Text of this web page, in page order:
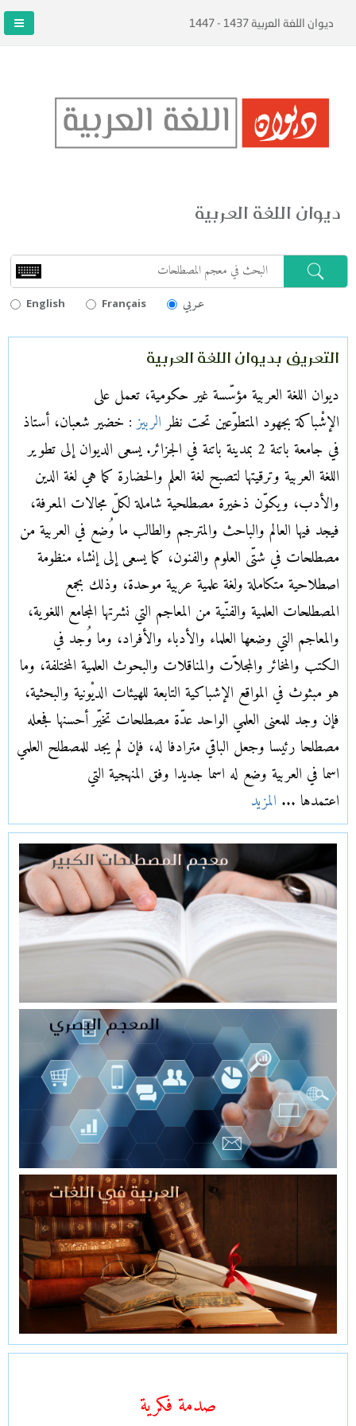
ديوان اللغة العربية 1437 - 1447
ديوان اللغة العربية
English Français عـربي
التعريف بديوان اللغة العربية
ديوان اللغة العربية مؤسّسة غير حكومية، تعمل على
الإشْباكة بجهود المتطوّعين تحت نظرالربيز: خضير شعبان، أستاذ
في جامعة باتنة 2 بمدينة باتنة في الجزائر. يسعى الديوان إلى تطوير
اللغة العربية وترقيتها لتصبح لغة العلم والحضارة كما هي لغة الدين
والأدب، ويكوّن ذخيرة مصطلحية شاملة لكلّ مجالات المعرفة،
فيجد فيها العالم والباحث والمترجم والطالب ما وُضع في العربية من
مصطلحات في شتّى العلوم والفنون، كما يسعى إلى إنشاء منظومة
اصطلاحية متكاملة ولغة علمية عربية موحدة، وذلك بجمع
المصطلحات العلمية والفنّية من المعاجم التي نشرتها المجامع اللغوية،
والمعاجم التي وضعها العلماء والأدباء والأفراد، وما وُجد في
الكتب والمخائر والمجلاّت والمناقلات والبحوث العلمية المختلفة، وما
هو مبثوث في المواقع الإشباكية التابعة للهيئات الديْونية والبحثية،
فإن وجد للمعنى العلمي الواحد عدّة مصطلحات تخيّر أحسنها فجعله
مصطلحا رئيسا وجعل الباقي مترادفا له، فإن لم يجد للمصطلح العلمي
اسما في العربية وضع له اسما جديدا وفق المنهجية التي
اعتمدها ... المزيد
صدمة فكرية